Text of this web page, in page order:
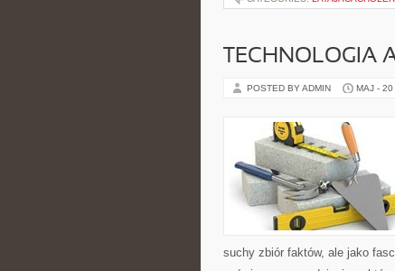
TECHNOLOGIA
POSTED BY ADMIN MAJ -
suchy zbiór faktów, ale jako